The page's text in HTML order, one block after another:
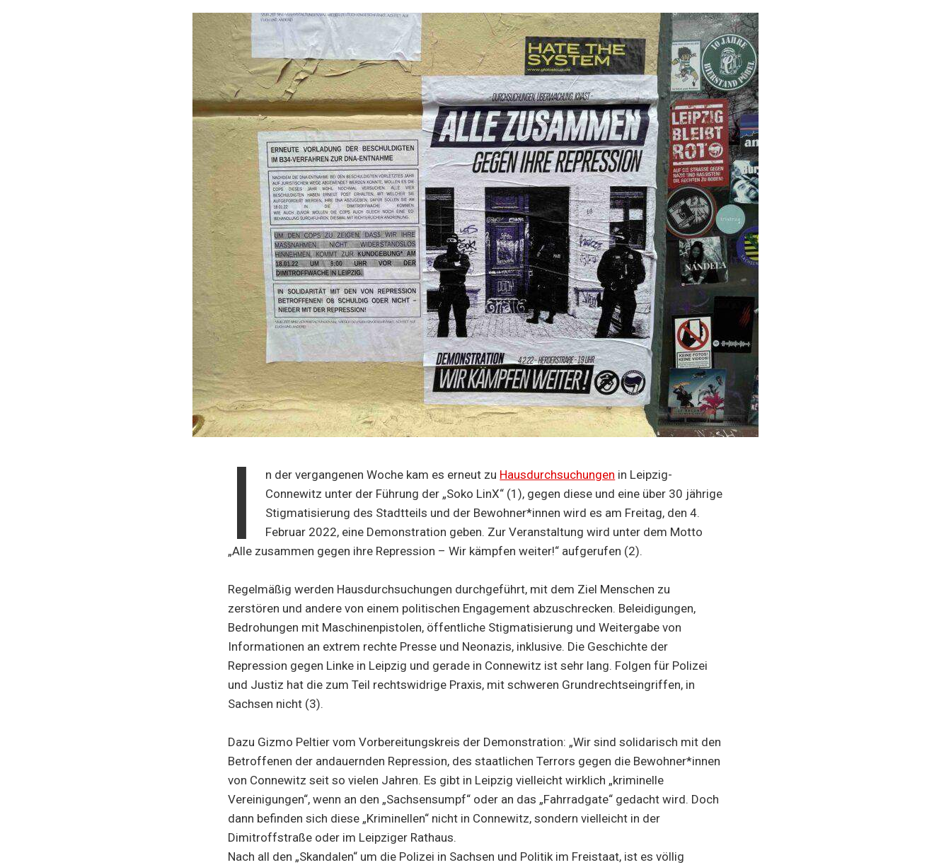
I n der vergangenen Woche kam es erneut zu Hausdurchsuchungen in Leipzig-
Connewitz unter der Führung der „Soko LinX“ (1), gegen diese und eine über 30 jährige
Stigmatisierung des Stadtteils und der Bewohner*innen wird es am Freitag, den 4.
Februar 2022, eine Demonstration geben. Zur Veranstaltung wird unter dem Motto
„Alle zusammen gegen ihre Repression – Wir kämpfen weiter!“ aufgerufen (2).
Regelmäßig werden Hausdurchsuchungen durchgeführt, mit dem Ziel Menschen zu
zerstören und andere von einem politischen Engagement abzuschrecken. Beleidigungen,
Bedrohungen mit Maschinenpistolen, öffentliche Stigmatisierung und Weitergabe von
Informationen an extrem rechte Presse und Neonazis, inklusive. Die Geschichte der
Repression gegen Linke in Leipzig und gerade in Connewitz ist sehr lang. Folgen für Polizei
und Justiz hat die zum Teil rechtswidrige Praxis, mit schweren Grundrechtseingriffen, in
Sachsen nicht (3).
Dazu Gizmo Peltier vom Vorbereitungskreis der Demonstration: „Wir sind solidarisch mit den
Betroffenen der andauernden Repression, des staatlichen Terrors gegen die Bewohner*innen
von Connewitz seit so vielen Jahren. Es gibt in Leipzig vielleicht wirklich „kriminelle
Vereinigungen“, wenn an den „Sachsensumpf“ oder an das „Fahrradgate“ gedacht wird. Doch
dann befinden sich diese „Kriminellen“ nicht in Connewitz, sondern vielleicht in der
Dimitroffstraße oder im Leipziger Rathaus.
Nach all den „Skandalen“ um die Polizei in Sachsen und Politik im Freistaat, ist es völlig